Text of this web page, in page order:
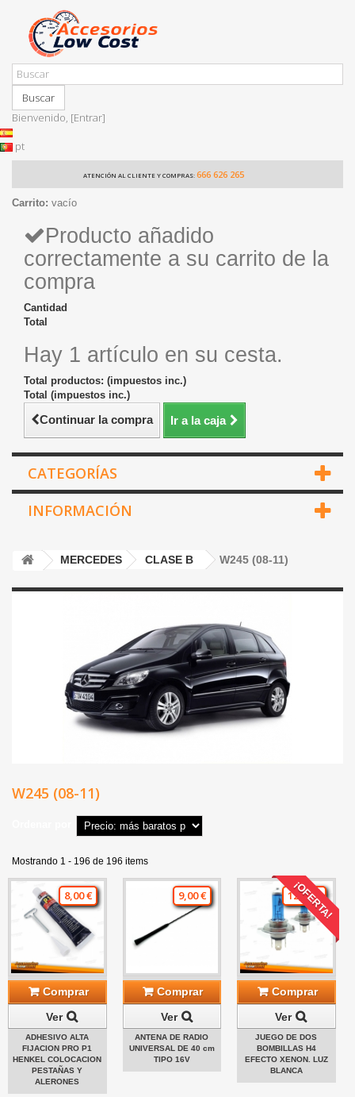
Buscar
Bienvenido, [Entrar]
pt
ATENCIÓN AL CLIENTE Y COMPRAS: 666 626 265
Carrito: vacío
Producto añadido
correctamente a su carrito de la
compra
Cantidad
Total
Hay 1 artículo en su cesta.
Total productos: (impuestos inc.)
Total (impuestos inc.)
Continuar la compra Ir a la caja
CATEGORÍAS
INFORMACIÓN
MERCEDES CLASE B W245 (08-11)
W245 (08-11)
Mostrando 1 - 196 de 196 items
8,00 €
Comprar
Ver
ADHESIVO ALTA
FIJACION PRO P1
HENKEL COLOCACION
PESTAÑAS Y
ALERONES
9,00 €
Comprar
Ver
ANTENA DE RADIO
UNIVERSAL DE 40 cm
TIPO 16V
¡OFERTA!
12,00 €
Comprar
Ver
JUEGO DE DOS
BOMBILLAS H4
EFECTO XENON. LUZ
BLANCA